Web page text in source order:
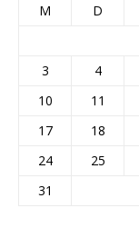
M D
3
4
10
11
17
18
24
25
31